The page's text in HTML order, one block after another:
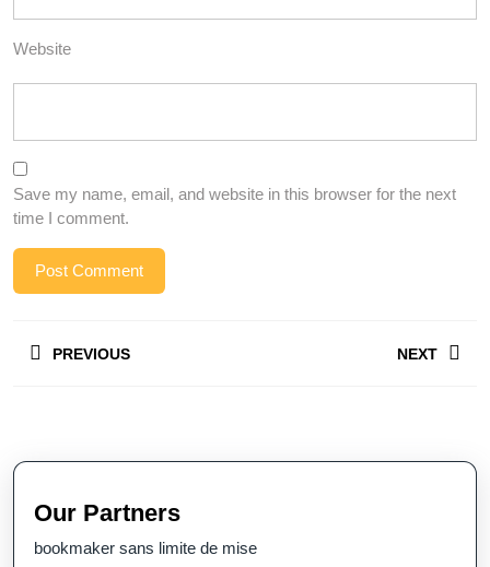
Website
Save my name, email, and website in this browser for the next
time I comment.
navigation
PREVIOUS NEXT
Our Partners
bookmaker sans limite de mise